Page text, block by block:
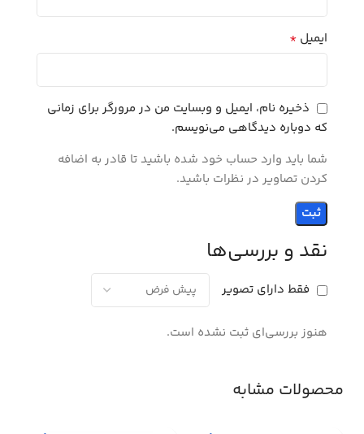
نقد و بررسی‌ها
فقط دارای تصویر
هنوز بررسی‌ای ثبت نشده است.
ایمیل *
ذخیره نام، ایمیل و وبسایت من در مرورگر برای زمانی
که دوباره دیدگاهی می‌نویسم.
شما باید وارد حساب خود شده باشید تا قادر به اضافه
کردن تصاویر در نظرات باشید.
محصولات مشابه